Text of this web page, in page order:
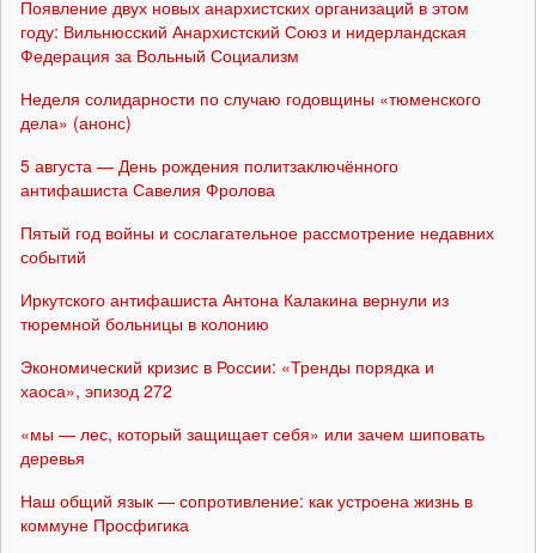
Появление двух новых анархистских организаций в этом
году: Вильнюсский Анархистский Союз и нидерландская
Федерация за Вольный Социализм
Неделя солидарности по случаю годовщины «тюменского
дела» (анонс)
5 августа — День рождения политзаключённого
антифашиста Савелия Фролова
Пятый год войны и сослагательное рассмотрение недавних
событий
Иркутского антифашиста Антона Калакина вернули из
тюремной больницы в колонию
Экономический кризис в России: «Тренды порядка и
хаоса», эпизод 272
«мы — лес, который защищает себя» или зачем шиповать
деревья
Наш общий язык — сопротивление: как устроена жизнь в
коммуне Просфигика